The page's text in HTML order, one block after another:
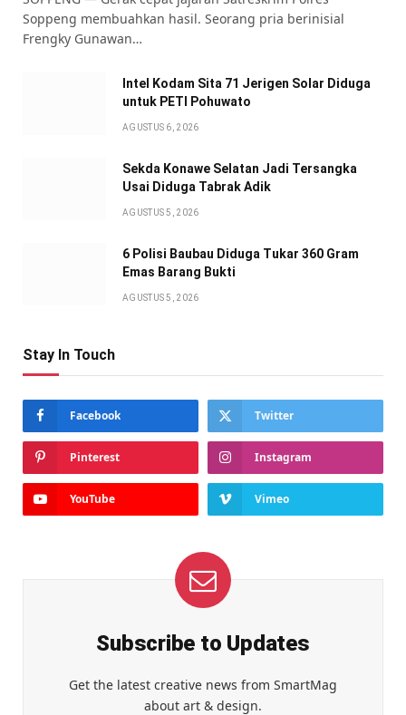
Soppeng membuahkan hasil. Seorang pria berinisial
Frengky Gunawan…
Intel Kodam Sita 71 Jerigen Solar Diduga
untuk PETI Pohuwato
AGUSTUS 6, 2026
Sekda Konawe Selatan Jadi Tersangka
Usai Diduga Tabrak Adik
AGUSTUS 5, 2026
6 Polisi Baubau Diduga Tukar 360 Gram
Emas Barang Bukti
AGUSTUS 5, 2026
Stay In Touch
Facebook Twitter
Pinterest Instagram
YouTube Vimeo
Subscribe to Updates
Get the latest creative news from SmartMag
about art & design.